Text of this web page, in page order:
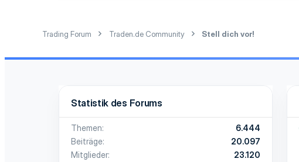
Trading Forum Traden.de Community Stell dich vor!
Statistik des Forums
Themen
6.444
Beiträge
20.097
Mitglieder
23.120